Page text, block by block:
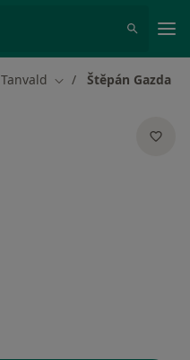
Tanvald Změna města
Štěpán Gazda